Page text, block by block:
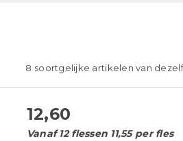
8 soortgelijke artikelen van
12,60
Vanaf 12 flessen 11,55 per fles